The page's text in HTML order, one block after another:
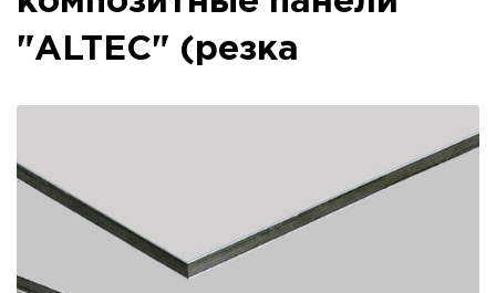
"ALTEC" (резка